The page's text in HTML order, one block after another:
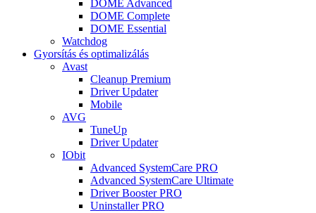
DOME Advanced
DOME Complete
DOME Essential
Watchdog
Gyorsítás és optimalizálás
Avast
Cleanup Premium
Driver Updater
Mobile
AVG
TuneUp
Driver Updater
IObit
Advanced SystemCare PRO
Advanced SystemCare Ultimate
Driver Booster PRO
Uninstaller PRO